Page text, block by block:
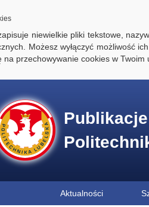
niewielkie pliki tekstowe,
Możesz wyłączyć możliwość
na przechowywanie cookies w Twoim
Aktualności